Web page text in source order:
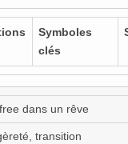
Symboles
clés
dans un rêve
transition